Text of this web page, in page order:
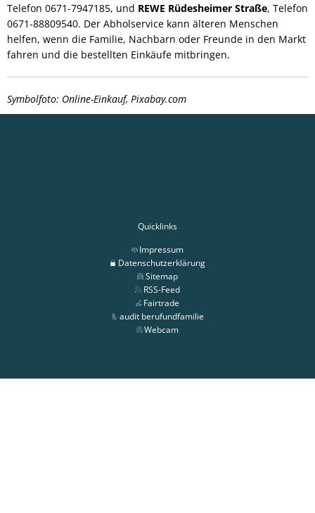
Telefon 0671-7947185, und REWE Rüdesheimer Straße, Telefon
0671-88809540. Der Abholservice kann älteren Menschen
helfen, wenn die Familie, Nachbarn oder Freunde in den Markt
fahren und die bestellten Einkäufe mitbringen.
Symbolfoto: Online-Einkauf, Pixabay.com
Quicklinks
Impressum
Datenschutzerklärung
Sitemap
RSS-Feed
Fairtrade
audit berufundfamilie
Webcam